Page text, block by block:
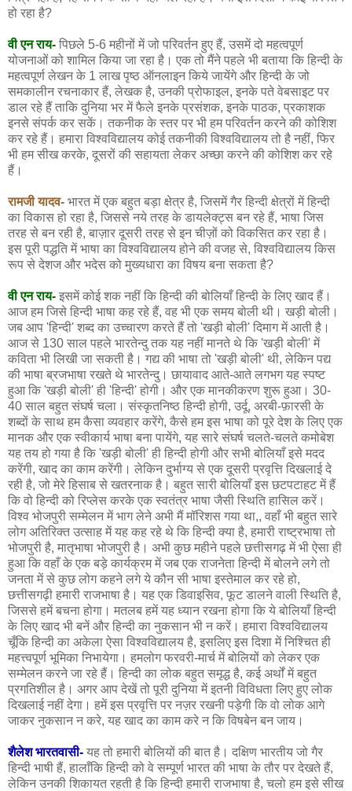
हो रहा है?
वी एन राय- पिछले 5-6 महीनों में जो परिवर्तन हुए हैं, उसमें दो महत्वपूर्ण
योजनाओं को शामिल किया जा रहा है। एक तो मैंने पहले भी बताया कि हिन्दी के
महत्वपूर्ण लेखन के 1 लाख पृष्ठ ऑनलाइन किये जायेंगे और हिन्दी के जो
समकालीन रचनाकार हैं, लेखक है, उनकी प्रोफाइल, इनके पते वेबसाइट पर
डाल रहे हैं ताकि दुनिया भर में फैले इनके प्रसंशक, इनके पाठक, प्रकाशक
इनसे संपर्क कर सकें। तकनीक के स्तर पर भी हम परिवर्तन करने की कोशिश
कर रहे हैं। हमारा विश्वविद्यालय कोई तकनीकी विश्वविद्यालय तो है नहीं, फिर
भी हम सीख करके, दूसरों की सहायता लेकर अच्छा करने की कोशिश कर रहे
हैं।
रामजी यादव- भारत में एक बहुत बड़ा क्षेत्र है, जिसमें गैर हिन्दी क्षेत्रों में हिन्दी
का विकास हो रहा है, जिससे नये तरह के डायलेक्ट्स बन रहे हैं, भाषा जिस
तरह से बन रही है, बाज़ार दूसरी तरह से इन चीज़ों को विकसित कर रहा है।
इस पूरी पद्धति में भाषा का विश्वविद्यालय होने की वजह से, विश्वविद्यालय किस
रूप से देशज और भदेस को मुख्यधारा का विषय बना सकता है?
वी एन राय- इसमें कोई शक नहीं कि हिन्दी की बोलियाँ हिन्दी के लिए खाद हैं।
आज हम जिसे हिन्दी भाषा कह रहे हैं, वह भी एक समय बोली थी। खड़ी बोली।
जब आप 'हिन्दी' शब्द का उच्चारण करते हैं तो 'खड़ी बोली' दिमाग में आती है।
आज से 130 साल पहले भारतेन्दु तक यह नहीं मानते थे कि 'खड़ी बोली' में
कविता भी लिखी जा सकती है। गद्य की भाषा तो 'खड़ी बोली' थी, लेकिन पद्य
की भाषा ब्रजभाषा रखते थे भारतेन्दु। छायावाद आते-आते लगभग यह स्पष्ट
हुआ कि 'खड़ी बोली' ही 'हिन्दी' होगी। और एक मानकीकरण शुरू हुआ। 30-
40 साल बहुत संघर्ष चला। संस्कृतनिष्ठ हिन्दी होगी, उर्दू, अरबी-फ़ारसी के
शब्दों के साथ हम कैसा व्यवहार करेंगे, कैसे हम इस भाषा को पूरे देश के लिए एक
मानक और एक स्वीकार्य भाषा बना पायेंगे, यह सारे संघर्ष चलते-चलते कमोबेश
यह तय हो गया है कि 'खड़ी बोली' ही हिन्दी होगी और सभी बोलियाँ इसे मदद
करेंगी, खाद का काम करेंगी। लेकिन दुर्भाग्य से एक दूसरी प्रवृत्ति दिखलाई दे
रही है, जो मेरे हिसाब से खतरनाक है। बहुत सारी बोलियाँ इस छटपटाहट में हैं
कि वो हिन्दी को रिप्लेस करके एक स्वतंत्र भाषा जैसी स्थिति हासिल करें।
विश्व भोजपुरी सम्मेलन में भाग लेने अभी मैं मॉरिशस गया था,, वहाँ भी बहुत सारे
लोग अतिरिक्त उत्साह में यह कह रहे थे कि हिन्दी क्या है, हमारी राष्ट्रभाषा तो
भोजपुरी है, मातृभाषा भोजपुरी है। अभी कुछ महीने पहले छत्तीसगढ़ में भी ऐसा ही
हुआ कि वहाँ के एक बड़े कार्यक्रम में जब एक राजनेता हिन्दी में बोलने लगे तो
जनता में से कुछ लोग कहने लगे ये कौन सी भाषा इस्तेमाल कर रहे हो,
छत्तीसगढ़ी हमारी राजभाषा है। यह एक डिवाइसिव, फूट डालने वाली स्थिति है,
जिससे हमें बचना होगा। मतलब हमें यह ध्यान रखना होगा कि ये बोलियाँ हिन्दी
के लिए खाद भी बनें और हिन्दी का नुकसान भी न करें। हमारा विश्वविद्यालय
चूँकि हिन्दी का अकेला ऐसा विश्वविद्यालय है, इसलिए इस दिशा में निश्चित ही
महत्त्वपूर्ण भूमिका निभायेगा। हमलोग फरवरी-मार्च में बोलियों को लेकर एक
सम्मेलन करने जा रहे हैं। हिन्दी का लोक बहुत समृद्ध है, कई अर्थों में बहुत
प्रगतिशील है। अगर आप देखें तो पूरी दुनिया में इतनी विविधता लिए हुए लोक
दिखलाई नहीं देगा। हमें इस प्रवृत्ति पर नज़र रखनी पड़ेगी कि वो लोक आगे
जाकर नुकसान न करे, यह खाद का काम करे न कि विषबेन बन जाय।
शैलेश भारतवासी- यह तो हमारी बोलियों की बात है। दक्षिण भारतीय जो गैर
हिन्दी भाषी हैं, हालाँकि हिन्दी को वे सम्पूर्ण भारत की भाषा के तौर पर देखते हैं,
लेकिन उनकी शिकायत रहती है कि हिन्दी हमारी राजभाषा है, चलो हम इसे सीख